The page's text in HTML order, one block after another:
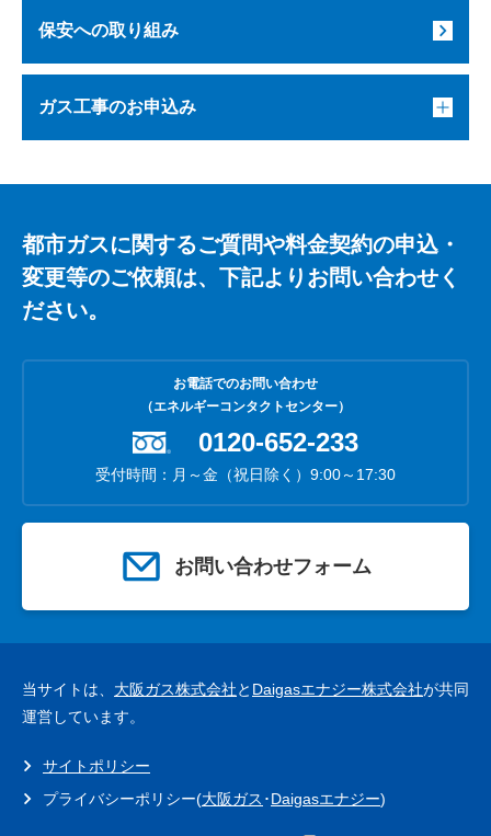
保安への取り組み
ガス工事のお申込み
都市ガスに関するご質問や料金契約の申込・
変更等のご依頼は、下記よりお問い合わせく
ださい。
お電話でのお問い合わせ
（エネルギーコンタクトセンター）
0120-652-233
受付時間：月～金（祝日除く）9:00～17:30
お問い合わせフォーム
当サイトは、 大阪ガス株式会社と Daigasエナジー株式会社が共同
運営しています。
サイトポリシー
プライバシーポリシー(大阪ガス ･Daigasエナジー)